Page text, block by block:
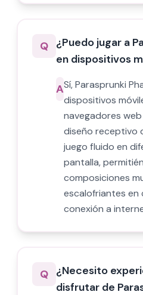
Q ¿Puedo jugar a
en dispositivos
ASí, Parasprunki
dispositivos
navegadores
diseño receptivo
juego fluido en
pantalla,
composiciones
escalofriantes en
conexión a
Q ¿Necesito
disfrutar de